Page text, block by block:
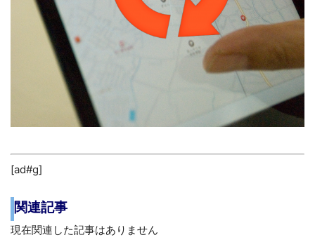
[ad#g]
関連記事
現在関連した記事はありません